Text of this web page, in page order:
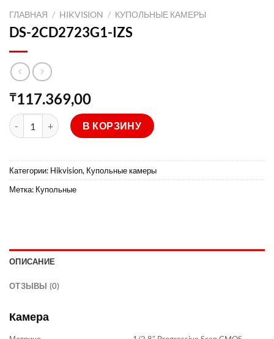
ГЛАВНАЯ / HIKVISION / КУПОЛЬНЫЕ КАМЕРЫ
DS-2CD2723G1-IZS
₸117.369,00
Количество товара DS-2CD2723G1-IZS
В КОРЗИНУ
Категории: Hikvision, Купольные камеры
Метка: Купольные
ОПИСАНИЕ
ОТЗЫВЫ (0)
Камера